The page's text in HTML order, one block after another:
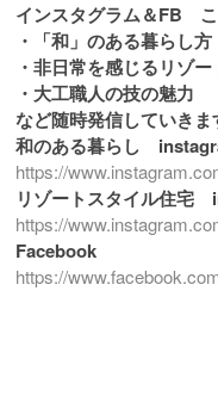
インスタグラム＆FB
・「和」のある暮らし方
・非日常を感じるリゾ
・大工職人の技の魅力
など随時発信していきま
和のある暮らし
https://
リゾートスタイル住宅
https://
https://